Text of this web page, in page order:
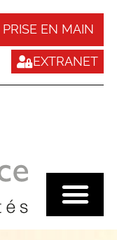
PRISE EN MAIN
EXTRANET